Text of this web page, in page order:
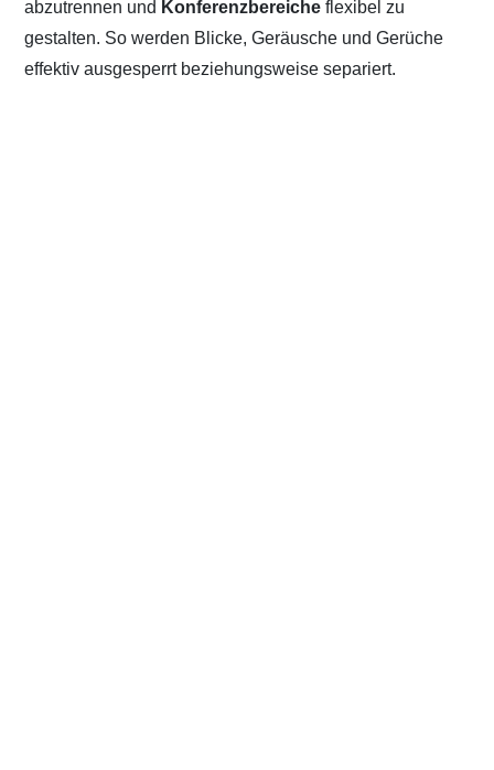
abzutrennen und Konferenzbereicheflexibel zu
gestalten. So werden Blicke, Geräusche und Gerüche
effektiv ausgesperrt beziehungsweise separiert.